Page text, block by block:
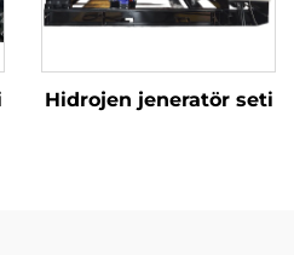
Hidrojen jeneratör seti